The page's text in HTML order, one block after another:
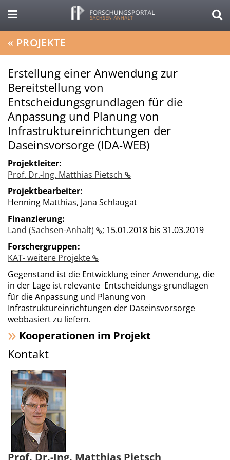
« PROJEKTE
Erstellung einer Anwendung zur
Bereitstellung von
Entscheidungsgrundlagen für die
Anpassung und Planung von
Infrastruktureinrichtungen der
Daseinsvorsorge (IDA-WEB)
Projektleiter:
Prof. Dr.-Ing. Matthias Pietsch
Projektbearbeiter:
Henning Matthias, Jana Schlaugat
Finanzierung:
Land (Sachsen-Anhalt)
; 15.01.2018 bis 31.03.2019
Forschergruppen:
KAT- weitere Projekte
Gegenstand ist die Entwicklung einer Anwendung, die
in der Lage ist relevante Entscheidungs-grundlagen
für die Anpassung und Planung von
Infrastruktureinrichtungen der Daseinsvorsorge
webbasiert zu liefern.
Kooperationen im Projekt
Kontakt
Prof. Dr.-Ing. Matthias Pietsch